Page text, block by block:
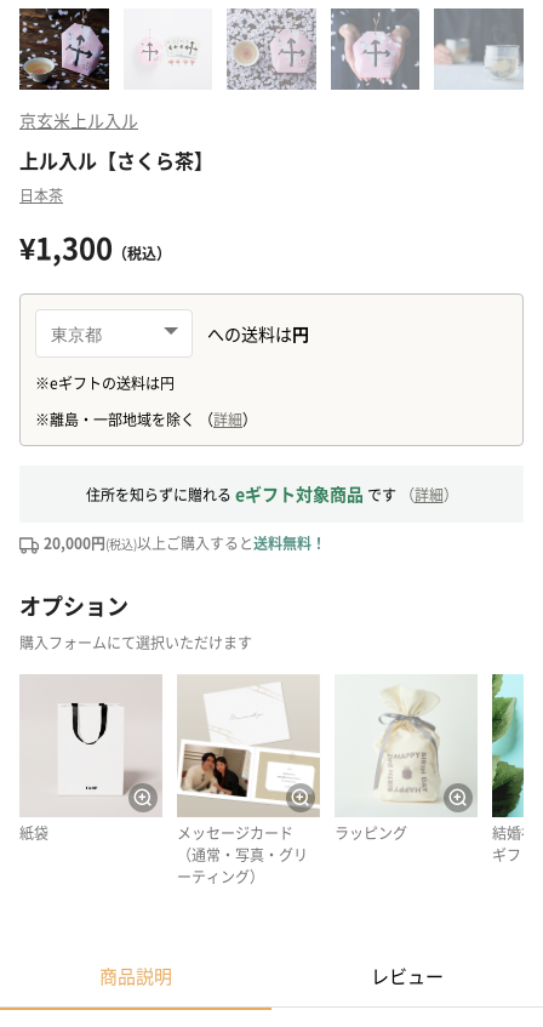
京玄米上ル入ル
上ル入ル【さくら茶】
日本茶
¥1,300 （税込）
住所を知らずに贈れる eギフト対象商品 です （詳細）
20,000円(税込)以上ご購入すると送料無料！
オプション
購入フォームにて選択いただけます
紙袋
メッセージカード
（通常・写真・グリ
ーティング）
ラッピング
結婚祝
ギフト
商品説明 レビュー